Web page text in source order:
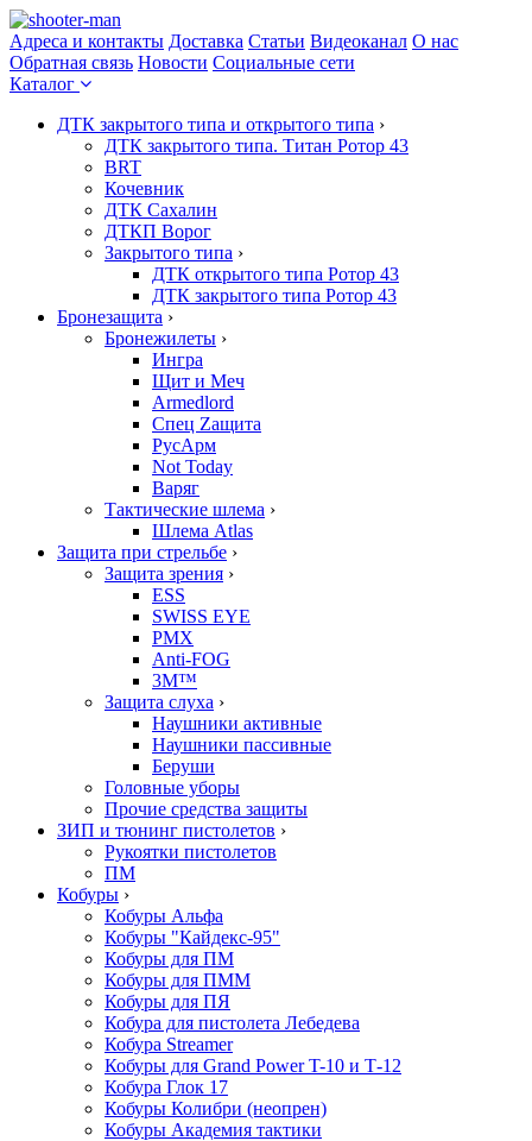
Адреса и контакты Доставка Статьи Видеоканал О нас
Обратная связь Новости Социальные сети
Каталог
ДТК закрытого типа и открытого типа ›
ДТК закрытого типа. Титан Ротор 43
BRT
Кочевник
ДТК Сахалин
ДТКП Ворог
Закрытого типа ›
ДТК открытого типа Ротор 43
ДТК закрытого типа Ротор 43
Бронезащита ›
Бронежилеты ›
Ингра
Щит и Меч
Armedlord
Спец Zащита
РусАрм
Not Today
Варяг
Тактические шлема ›
Шлема Atlas
Защита при стрельбе ›
Защита зрения ›
ESS
SWISS EYE
PMX
Anti-FOG
3M™
Защита слуха ›
Наушники активные
Наушники пассивные
Беруши
Головные уборы
Прочие средства защиты
ЗИП и тюнинг пистолетов ›
Рукоятки пистолетов
ПМ
Кобуры ›
Кобуры Альфа
Кобуры "Кайдекс-95"
Кобуры для ПМ
Кобуры для ПММ
Кобуры для ПЯ
Кобура для пистолета Лебедева
Кобура Streamer
Кобуры для Grand Power T-10 и Т-12
Кобура Глок 17
Кобуры Колибри (неопрен)
Кобуры Академия тактики